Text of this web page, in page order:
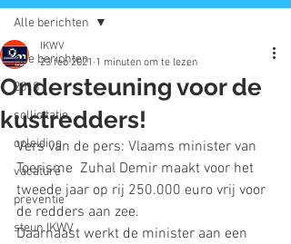
Alle berichten
2018
sollicitatie
opleiding
vacature
preventie
steun IKWV
Alle berichten
Ondersteuning voor de
kustredders!
IKWV
23 feb 2021 1 minuten om te lezen
Vers van de pers: Vlaams minister van
Toerisme  Zuhal Demir maakt voor het
tweede jaar op rij 250.000 euro vrij voor
de redders aan zee.
Daarnaast werkt de minister aan een